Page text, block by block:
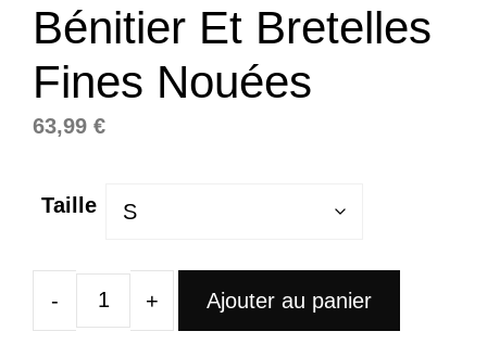
Bénitier Et Bretelles
Fines Nouées
63,99 €
Taille
quantité
Ajouter au panier